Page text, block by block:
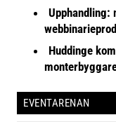
Upphandling:
Huddinge
EVENTARENAN